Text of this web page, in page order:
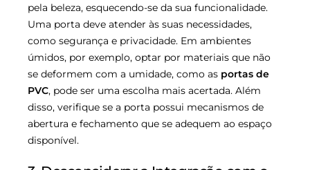
pela beleza, esquecendo-se da sua funcionalidade.
Uma porta deve atender às suas necessidades,
como segurança e privacidade. Em ambientes
úmidos, por exemplo, optar por materiais que não
se deformem com a umidade, como as portas de
PVC, pode ser uma escolha mais acertada. Além
disso, verifique se a porta possui mecanismos de
abertura e fechamento que se adequem ao espaço
disponível.